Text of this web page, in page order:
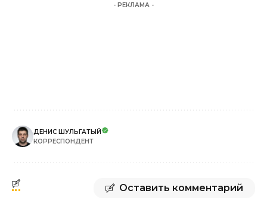
- РЕКЛАМА -
ДЕНИС ШУЛЬГАТЫЙ
КОРРЕСПОНДЕНТ
Оставить комментарий